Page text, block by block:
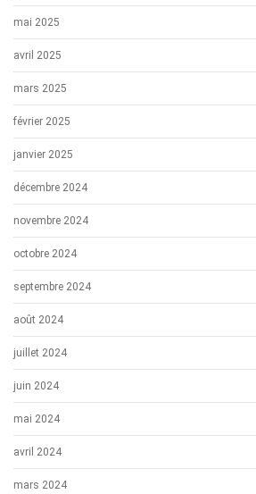
mai 2025
avril 2025
mars 2025
février 2025
janvier 2025
décembre 2024
novembre 2024
octobre 2024
septembre 2024
août 2024
juillet 2024
juin 2024
mai 2024
avril 2024
mars 2024